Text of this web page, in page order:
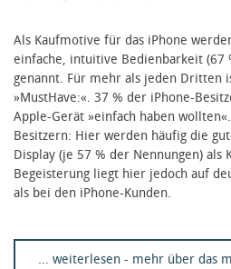
Als Kaufmotive für das iPhone
einfache, intuitive Bedienbarkeit (67
genannt. Für mehr als jeden Dritten
»MustHave:«. 37 % der iPhone-
Apple-Gerät »einfach haben
Besitzern: Hier werden häufig die
Display (je 57 % der Nennungen) als
Begeisterung liegt hier jedoch auf
als bei den iPhone-Kunden.
... weiterlesen - mehr über das